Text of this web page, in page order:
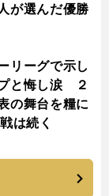
が選んだ優勝
リーグで示し
と悔し涙 ２
の舞台を糧に
は続く